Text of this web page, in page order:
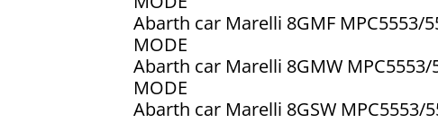
Abarth car Marelli 8GMF MPC5553/
MODE
Abarth car Marelli 8GMW MPC5553/
MODE
Abarth car Marelli 8GSW MPC5553/